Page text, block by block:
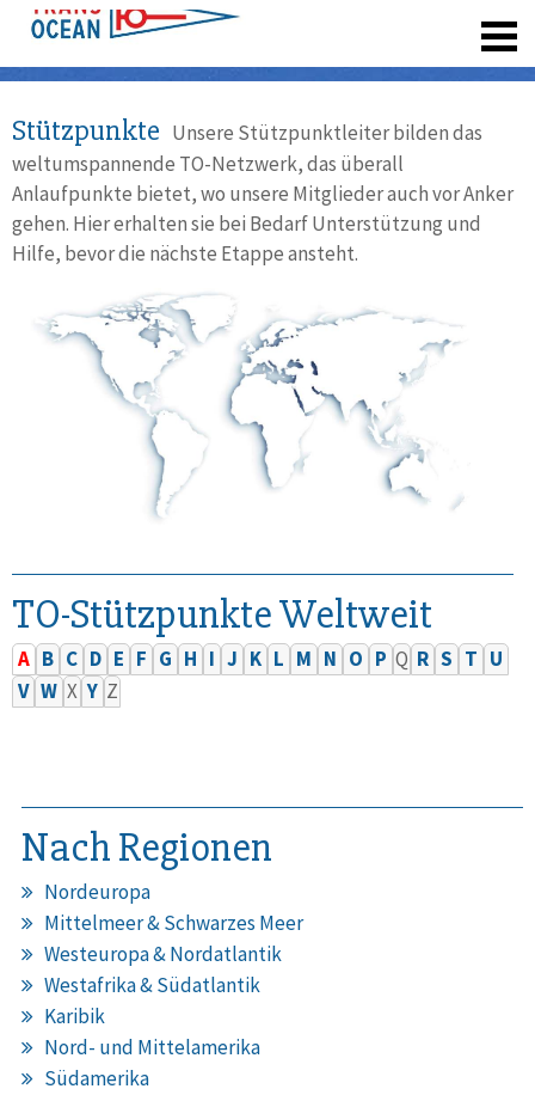
Stützpunkte Unsere Stützpunktleiter bilden das
weltumspannende TO-Netzwerk, das überall
Anlaufpunkte bietet, wo unsere Mitglieder auch vor Anker
gehen. Hier erhalten sie bei Bedarf Unterstützung und
Hilfe, bevor die nächste Etappe ansteht.
TO-Stützpunkte Weltweit
A B C D E F G H I J K L M N O P Q R S T U
V W X Y Z
Nach Regionen
Nordeuropa
Mittelmeer & Schwarzes Meer
Westeuropa & Nordatlantik
Westafrika & Südatlantik
Karibik
Nord- und Mittelamerika
Südamerika